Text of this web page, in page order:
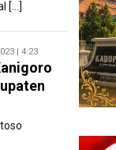
[…]
| 4:23